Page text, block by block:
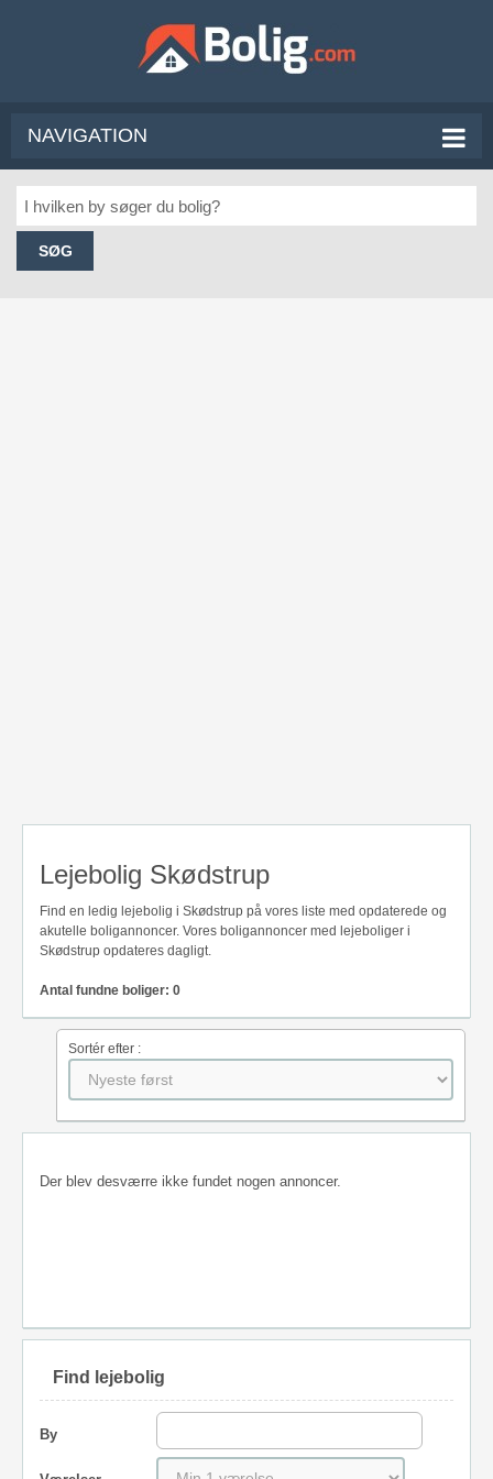
NAVIGATION
SØG
Lejebolig Skødstrup
Find en ledig lejebolig i Skødstrup på vores liste med opdaterede og
akutelle boligannoncer. Vores boligannoncer med lejeboliger i
Skødstrup opdateres dagligt.
Antal fundne boliger: 0
Sortér efter :
Der blev desværre ikke fundet nogen annoncer.
Find lejebolig
By